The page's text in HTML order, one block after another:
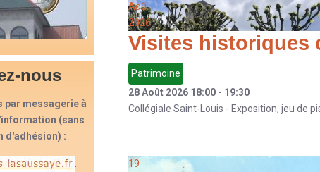
nous
par messagerie à
(sans
d'adhésion) :
.
Aoû
2026
Visites historiques
Patrimoine
28 Août 2026 18:00 - 19:30
Collégiale Saint-Louis - Exposition, jeu de
19